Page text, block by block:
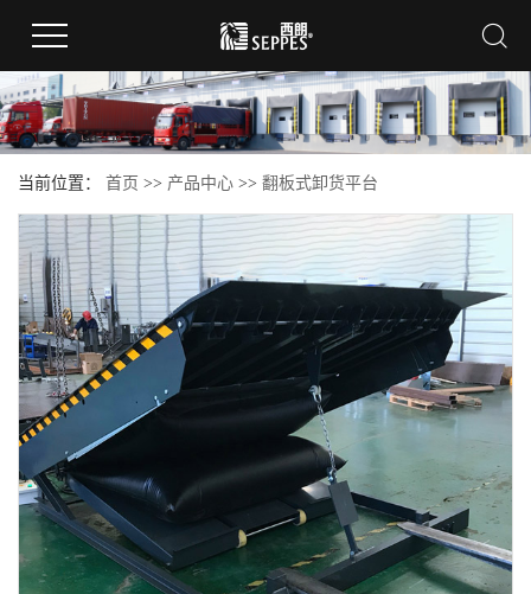
当前位置： 首页 >> 产品中心 >> 翻板式卸货平台